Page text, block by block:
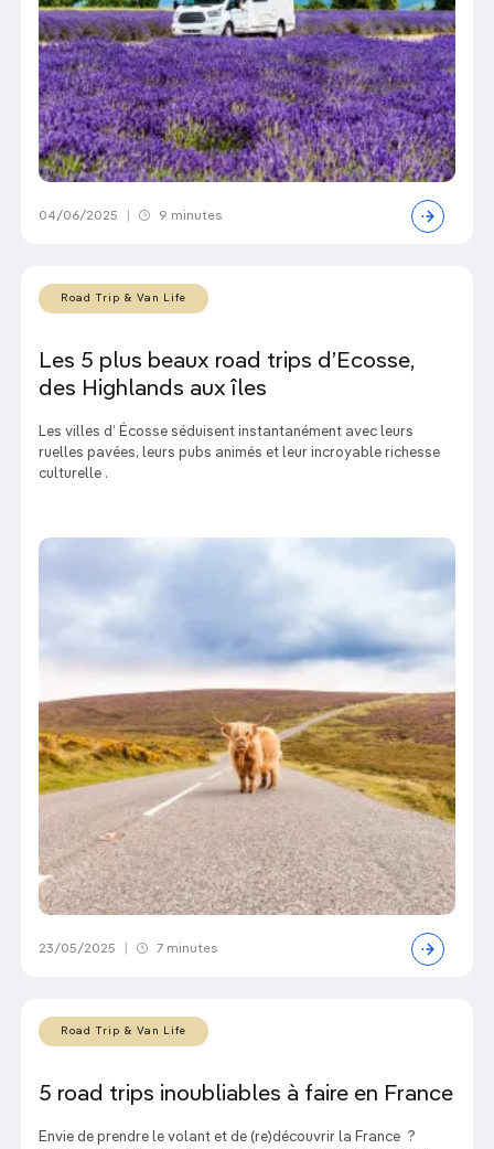
04/06/2025 9 minutes
Road Trip & Van Life
Les 5 plus beaux road trips d’Ecosse,
des Highlands aux îles
Les villes d’ Écosse séduisent instantanément avec leurs
ruelles pavées, leurs pubs animés et leur incroyable richesse
culturelle .
23/05/2025 7 minutes
Road Trip & Van Life
5 road trips inoubliables à faire en France
Envie de prendre le volant et de (re)découvrir la France ?